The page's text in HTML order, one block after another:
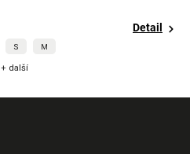
Detail
S M
+ další